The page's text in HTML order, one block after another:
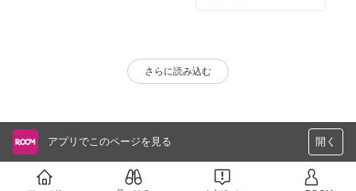
さらに読み込む
アプリでこのページを見る 開く